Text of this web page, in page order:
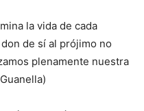
la vida de cada
de sí al prójimo no
plenamente nuestra